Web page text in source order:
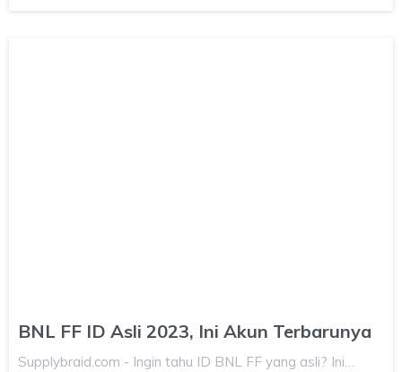
BNL FF ID Asli 2023, Ini Akun Terbarunya
Supplybraid.com - Ingin tahu ID BNL FF yang asli? Ini…